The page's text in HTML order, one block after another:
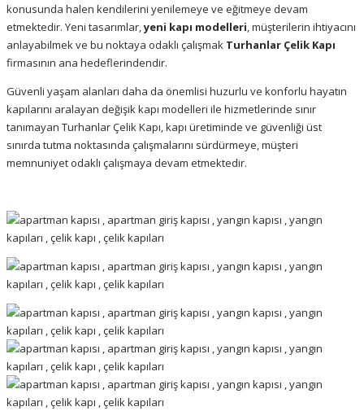
konusunda halen kendilerini yenilemeye ve eğitmeye devam
etmektedir. Yeni tasarımlar,yeni kapı modelleri, müşterilerin ihtiyacını
anlayabilmek ve bu noktaya odaklı çalışmak Turhanlar Çelik Kapı
firmasının ana hedeflerindendir.
Güvenli yaşam alanları daha da önemlisi huzurlu ve konforlu hayatın
kapılarını aralayan değişik kapı modelleri ile hizmetlerinde sınır
tanımayan Turhanlar Çelik Kapı, kapı üretiminde ve güvenliği üst
sınırda tutma noktasında çalışmalarını sürdürmeye, müşteri
memnuniyet odaklı çalışmaya devam etmektedir.